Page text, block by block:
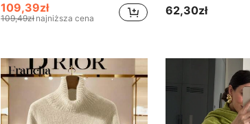
109,39zł
109,49zł najniższa cena
62,30zł